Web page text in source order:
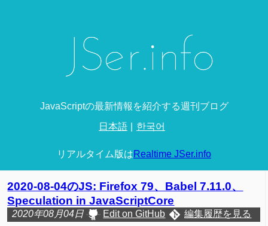
JavaScriptの最新情報を紹介する週刊ブログ
日本語 한국어
リアルタイム版はRealtime JSer.info
2020-08-04のJS: Firefox 79、Babel 7.11.0、
Speculation in JavaScriptCore
2020年08月04日 Edit on GitHub 編集履歴を見る